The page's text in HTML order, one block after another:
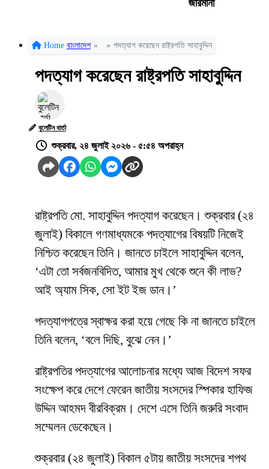
জরিমানা
Home বাংলাদেশ » » পদত্যাগ করেছেন রাষ্ট্রপতি সাহাবুদ্দিন
পদত্যাগ করেছেন রাষ্ট্রপতি সাহাবুদ্দিন
বুলেটিন বার্তা
শুক্রবার, ২৪ জুলাই ২০২৬ - ৫:৫৪ অপরাহ্ন
রাষ্ট্রপতি মো. সাহাবুদ্দিন পদত্যাগ করেছেন। শুক্রবার (২৪
জুলাই) বিকালে গণমাধ্যমকে পদত্যাগের বিষয়টি নিজেই
নিশ্চিত করেছেন তিনি। জানতে চাইলে সাহাবুদ্দিন বলেন,
‘এটা তো সর্বজনবিদিত, আমার মুখ থেকে শুনে কী লাভ?
আই অ্যাম সিক, সো ইট ইজ ডান।’
পদত্যাগপত্রে স্বাক্ষর করা হয়ে গেছে কি না জানতে চাইলে
তিনি বলেন, ‘বলে দিছি, বুঝে নেন।’
রাষ্ট্রপতির পদত্যাগের আলোচনার মধ্যে আজ বিদেশ সফর
সংক্ষেপ করে দেশে ফেরেন জাতীয় সংসদের স্পিকার হাফিজ
উদ্দিন আহমদ বীরবিক্রম। দেশে এসে তিনি জরুরি সংবাদ
সম্মেলন ডেকেছেন।
শুক্রবার (২৪ জুলাই) বিকাল ৫টায় জাতীয় সংসদের শপথ